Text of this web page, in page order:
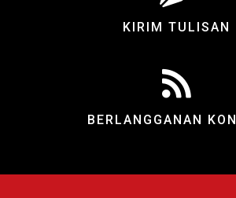
KIRIM TULISAN
BERLANGGANAN